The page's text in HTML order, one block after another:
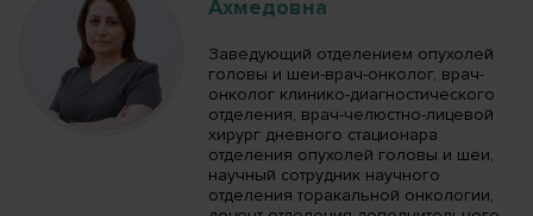
Ахмедовна
Заведующий отделением опухолей
головы и шеи-врач-онколог, врач-
онколог клинико-диагностического
отделения, врач-челюстно-лицевой
хирург дневного стационара
отделения опухолей головы и шеи,
научный сотрудник научного
отделения торакальной онкологии,